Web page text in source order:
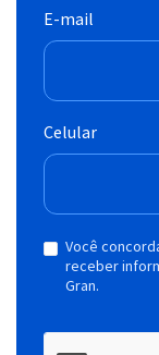
E-mail
Celular
Você
receber
Gran.